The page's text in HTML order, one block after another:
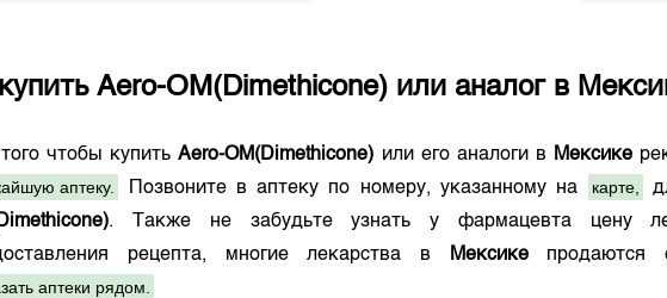
Aero-OM(Dimethicone) или аналог в
чтобы купитьAero-OM(Dimethicone) или его аналоги в Мексике
аптеку.
Позвоните в аптеку по номеру, указанному на карте,
. Также не забудьте узнать у фармацевта цену
рецепта, многие лекарства в
Мексикепродаются
аптеки рядом.